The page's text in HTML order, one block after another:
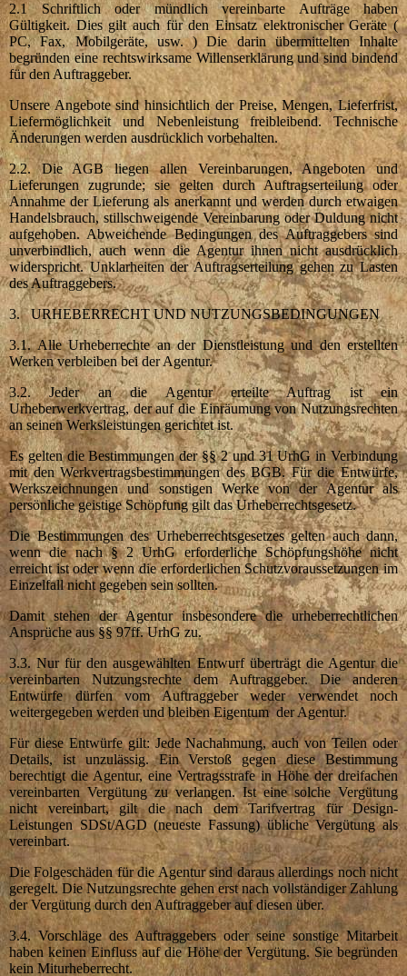
2.1 Schriftlich oder mündlich vereinbarte Aufträge haben
Gültigkeit. Dies gilt auch für den Einsatz elektronischer Geräte (
PC, Fax, Mobilgeräte, usw. ) Die darin übermittelten Inhalte
begründen eine rechtswirksame Willenserklärung und sind bindend
für den Auftraggeber.
Unsere Angebote sind hinsichtlich der Preise, Mengen, Lieferfrist,
Liefermöglichkeit und Nebenleistung freibleibend. Technische
Änderungen werden ausdrücklich vorbehalten.
2.2. Die AGB liegen allen Vereinbarungen, Angeboten und
Lieferungen zugrunde; sie gelten durch Auftragserteilung oder
Annahme der Lieferung als anerkannt und werden durch etwaigen
Handelsbrauch, stillschweigende Vereinbarung oder Duldung nicht
aufgehoben. Abweichende Bedingungen des Auftraggebers sind
unverbindlich, auch wenn die Agentur ihnen nicht ausdrücklich
widerspricht. Unklarheiten der Auftragserteilung gehen zu Lasten
des Auftraggebers.
3. URHEBERRECHT UND NUTZUNGSBEDINGUNGEN
3.1. Alle Urheberrechte an der Dienstleistung und den erstellten
Werken verbleiben bei der Agentur.
3.2. Jeder an die Agentur erteilte Auftrag ist ein
Urheberwerkvertrag, der auf die Einräumung von Nutzungsrechten
an seinen Werksleistungen gerichtet ist.
Es gelten die Bestimmungen der §§ 2 und 31 UrhG in Verbindung
mit den Werkvertragsbestimmungen des BGB. Für die Entwürfe,
Werkszeichnungen und sonstigen Werke von der Agentur als
persönliche geistige Schöpfung gilt das Urheberrechtsgesetz.
Die Bestimmungen des Urheberrechtsgesetzes gelten auch dann,
wenn die nach § 2 UrhG erforderliche Schöpfungshöhe nicht
erreicht ist oder wenn die erforderlichen Schutzvoraussetzungen im
Einzelfall nicht gegeben sein sollten.
Damit stehen der Agentur insbesondere die urheberrechtlichen
Ansprüche aus §§ 97ff. UrhG zu.
3.3. Nur für den ausgewählten Entwurf überträgt die Agentur die
vereinbarten Nutzungsrechte dem Auftraggeber. Die anderen
Entwürfe dürfen vom Auftraggeber weder verwendet noch
weitergegeben werden und bleiben Eigentum der Agentur.
Für diese Entwürfe gilt: Jede Nachahmung, auch von Teilen oder
Details, ist unzulässig. Ein Verstoß gegen diese Bestimmung
berechtigt die Agentur, eine Vertragsstrafe in Höhe der dreifachen
vereinbarten Vergütung zu verlangen. Ist eine solche Vergütung
nicht vereinbart, gilt die nach dem Tarifvertrag für Design-
Leistungen SDSt/AGD (neueste Fassung) übliche Vergütung als
vereinbart.
Die Folgeschäden für die Agentur sind daraus allerdings noch nicht
geregelt. Die Nutzungsrechte gehen erst nach vollständiger Zahlung
der Vergütung durch den Auftraggeber auf diesen über.
3.4. Vorschläge des Auftraggebers oder seine sonstige Mitarbeit
haben keinen Einfluss auf die Höhe der Vergütung. Sie begründen
kein Miturheberrecht.